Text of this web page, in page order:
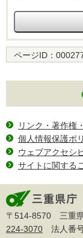
ページID：
リンク・著作権
個人情報保護ポ
ウェブアクセシ
サイトに関する
〒514-8570 三重
224-3070 法人番